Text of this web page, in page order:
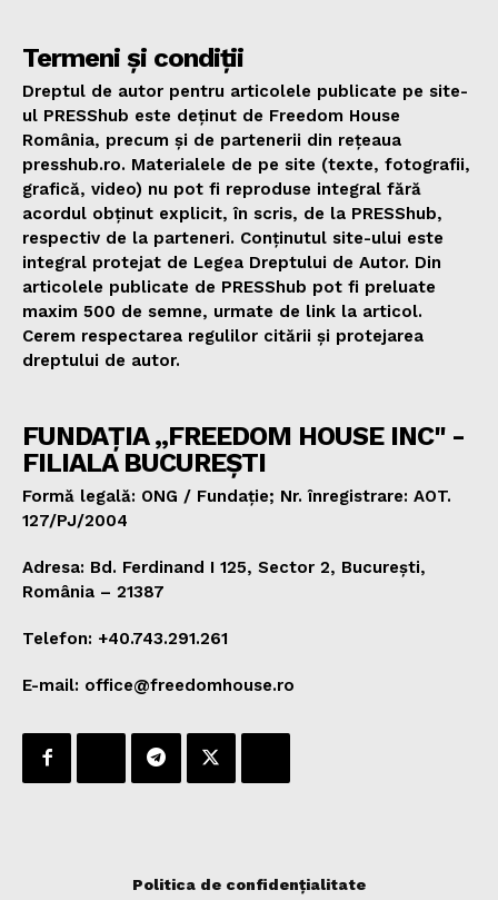
Termeni și condiții
Dreptul de autor pentru articolele publicate pe site-
ul PRESShub este deținut de Freedom House
România, precum și de partenerii din rețeaua
presshub.ro. Materialele de pe site (texte, fotografii,
grafică, video) nu pot fi reproduse integral fără
acordul obținut explicit, în scris, de la PRESShub,
respectiv de la parteneri. Conținutul site-ului este
integral protejat de Legea Dreptului de Autor. Din
articolele publicate de PRESShub pot fi preluate
maxim 500 de semne, urmate de link la articol.
Cerem respectarea regulilor citării și protejarea
dreptului de autor.
FUNDAȚIA „FREEDOM HOUSE INC" -
FILIALA BUCUREȘTI
Formă legală: ONG / Fundație; Nr. înregistrare: AOT.
127/PJ/2004
Adresa: Bd. Ferdinand I 125, Sector 2, București,
România – 21387
Telefon: +40.743.291.261
E-mail: office@freedomhouse.ro
Politica de confidențialitate